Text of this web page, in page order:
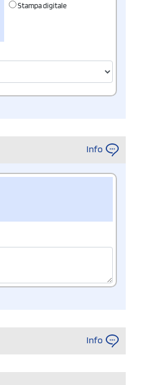
Stampa digitale
Info
Info